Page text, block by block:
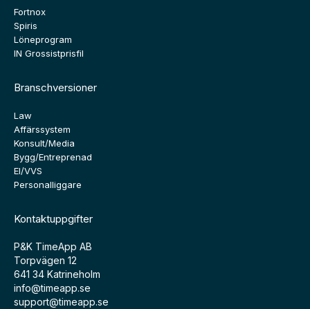
Fortnox
Spiris
Löneprogram
IN Grossistprisfil
Branschversioner
Law
Affärssystem
Konsult/Media
Bygg/Entreprenad
El/VVS
Personalliggare
Kontaktuppgifter
P&K TimeApp AB
Torpvägen 12
641 34 Katrineholm
info@timeapp.se
support@timeapp.se